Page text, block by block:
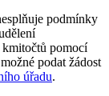
podmínky
pomocí
podat žádost
úřadu.